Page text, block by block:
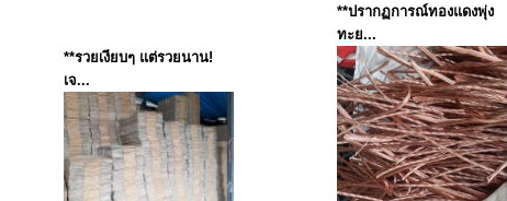
**รวยเงียบๆ แต่รวยนาน!
เจ...
**ปรากฏการณ์ทองแดงพุ่ง
ทะย...